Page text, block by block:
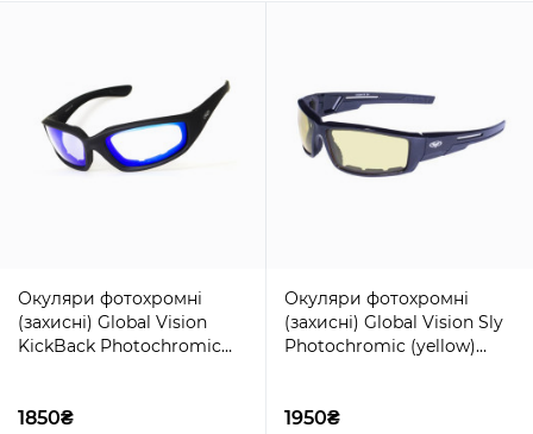
Окуляри фотохромні
(захисні) Global Vision
KickBack Photochromic
сині
1850₴
Окуляри фотохромні
(захисні) Global Vision Sly
Photochromic (yellow)
1950₴